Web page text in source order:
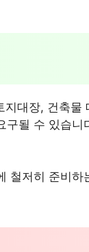
대장, 건축물
될 수 있습
철저히 준비하